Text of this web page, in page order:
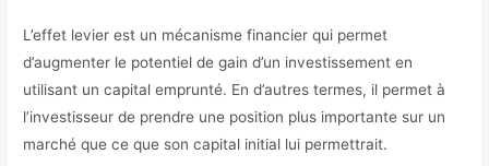
L’effet levier est un mécanisme financier qui permet
d’augmenter le potentiel de gain d’un investissement en
utilisant un capital emprunté. En d’autres termes, il permet à
l’investisseur de prendre une position plus importante sur un
marché que ce que son capital initial lui permettrait.